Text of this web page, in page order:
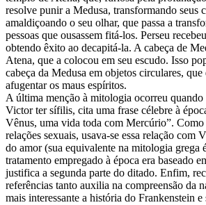
resolve punir a Medusa, transformando seus
amaldiçoando o seu olhar, que passa a
pessoas que ousassem fitá-los. Perseu
obtendo êxito ao decapitá-la. A cabeça de
Atena, que a colocou em seu escudo. Isso
cabeça da Medusa em objetos circulares, que
afugentar os maus espíritos.
A última menção à mitologia ocorreu quando
Victor ter sífilis, cita uma frase célebre à
Vênus, uma vida toda com Mercúrio”.
relações sexuais, usava-se essa relação com
do amor (sua equivalente na mitologia grega
tratamento empregado à época era baseado
justifica a segunda parte do ditado. Enfim,
referências tanto auxilia na compreensão da
mais interessante a história do Frankenstein e